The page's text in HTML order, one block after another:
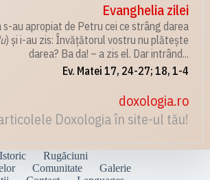
Evanghelia zilei
s-au apropiat de Petru cei ce strâng darea
) și i-au zis: Învățătorul vostru nu plătește
darea? Ba da! – a zis el. Dar intrând...
Ev. Matei 17, 24-27; 18, 1-4
doxologia.ro
Doxologia în site-ul tău!
Rugăciuni
Comunitate
Galerie